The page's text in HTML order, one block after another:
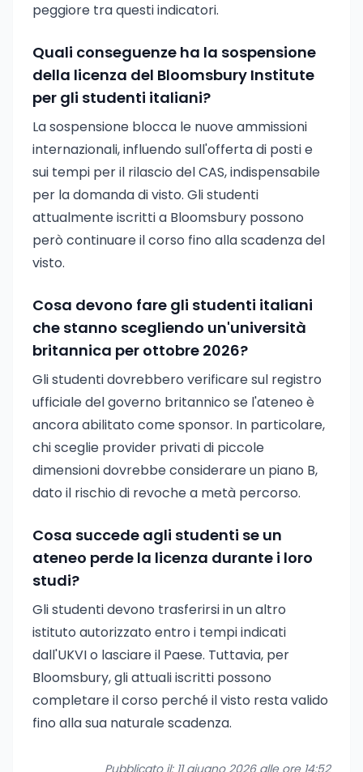
peggiore tra questi indicatori.
Quali conseguenze ha la sospensione
della licenza del Bloomsbury Institute
per gli studenti italiani?
La sospensione blocca le nuove ammissioni
internazionali, influendo sull'offerta di posti e
sui tempi per il rilascio del CAS, indispensabile
per la domanda di visto. Gli studenti
attualmente iscritti a Bloomsbury possono
però continuare il corso fino alla scadenza del
visto.
Cosa devono fare gli studenti italiani
che stanno scegliendo un'università
britannica per ottobre 2026?
Gli studenti dovrebbero verificare sul registro
ufficiale del governo britannico se l'ateneo è
ancora abilitato come sponsor. In particolare,
chi sceglie provider privati di piccole
dimensioni dovrebbe considerare un piano B,
dato il rischio di revoche a metà percorso.
Cosa succede agli studenti se un
ateneo perde la licenza durante i loro
studi?
Gli studenti devono trasferirsi in un altro
istituto autorizzato entro i tempi indicati
dall'UKVI o lasciare il Paese. Tuttavia, per
Bloomsbury, gli attuali iscritti possono
completare il corso perché il visto resta valido
fino alla sua naturale scadenza.
Pubblicato il: 11 giugno 2026 alle ore 14:52